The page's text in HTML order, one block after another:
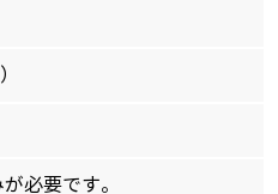
必要です。